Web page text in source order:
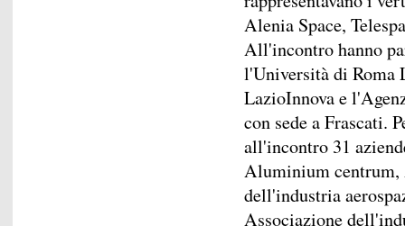
Alenia Space,
All'incontro hanno
l'Università di Roma
LazioInnova e
con sede a Frascati.
all'incontro 31
Aluminium centrum,
dell'industria
Associazione